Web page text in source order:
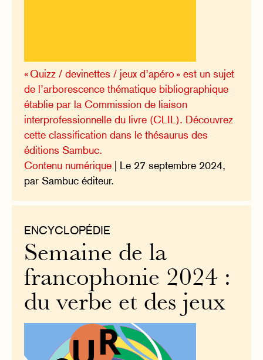
« Quizz / devinettes / jeux d’apéro » est un sujet
de l’arborescence thématique bibliographique
établie par la Commission de liaison
interprofessionnelle du livre (CLIL). Découvrez
cette classification dans le thésaurus des
éditions Sambuc.
Contenu numérique | Le 27 septembre 2024,
par Sambuc éditeur.
ENCYCLOPÉDIE
Semaine de la
francophonie 2024 :
du verbe et des jeux